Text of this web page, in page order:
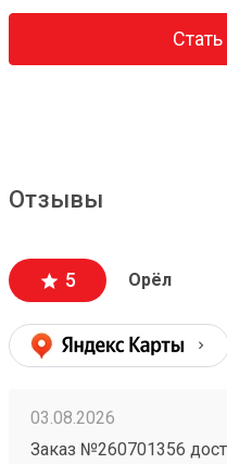
Отзывы
5 Орёл
03.08.2026
Заказ №260701356